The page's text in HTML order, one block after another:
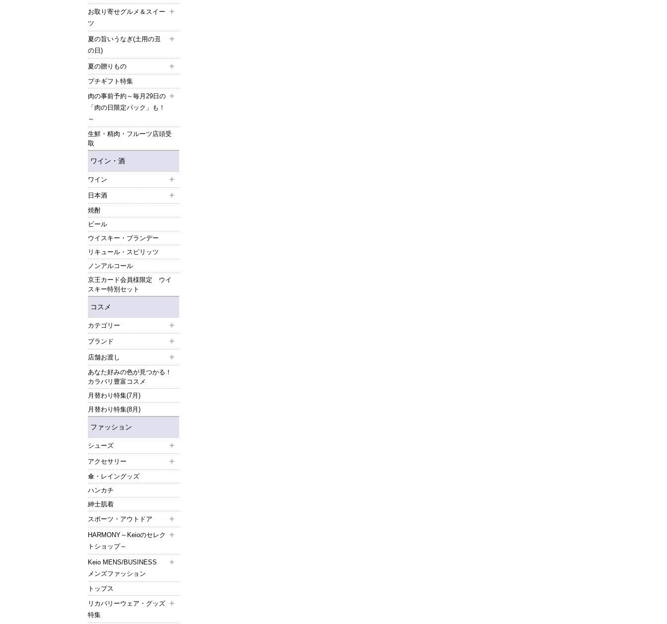
お取り寄せグルメ＆スイー
ツ
夏の旨いうなぎ(土用の丑
の日)
夏の贈りもの
プチギフト特集
肉の事前予約～毎月29日の
「肉の日限定パック」も！
～
生鮮・精肉・フルーツ店頭受
取
ワイン・酒
ワイン
日本酒
焼酎
ビール
ウイスキー・ブランデー
リキュール・スピリッツ
ノンアルコール
京王カード会員様限定 ウイ
スキー特別セット
コスメ
カテゴリー
ブランド
店舗お渡し
あなた好みの色が見つかる！
カラバリ豊富コスメ
月替わり特集(7月)
月替わり特集(8月)
ファッション
シューズ
アクセサリー
傘・レイングッズ
ハンカチ
紳士肌着
スポーツ・アウトドア
HARMONY～Keioのセレク
トショップ～
Keio MENS/BUSINESS
メンズファッション
トップス
リカバリーウェア・グッズ
特集